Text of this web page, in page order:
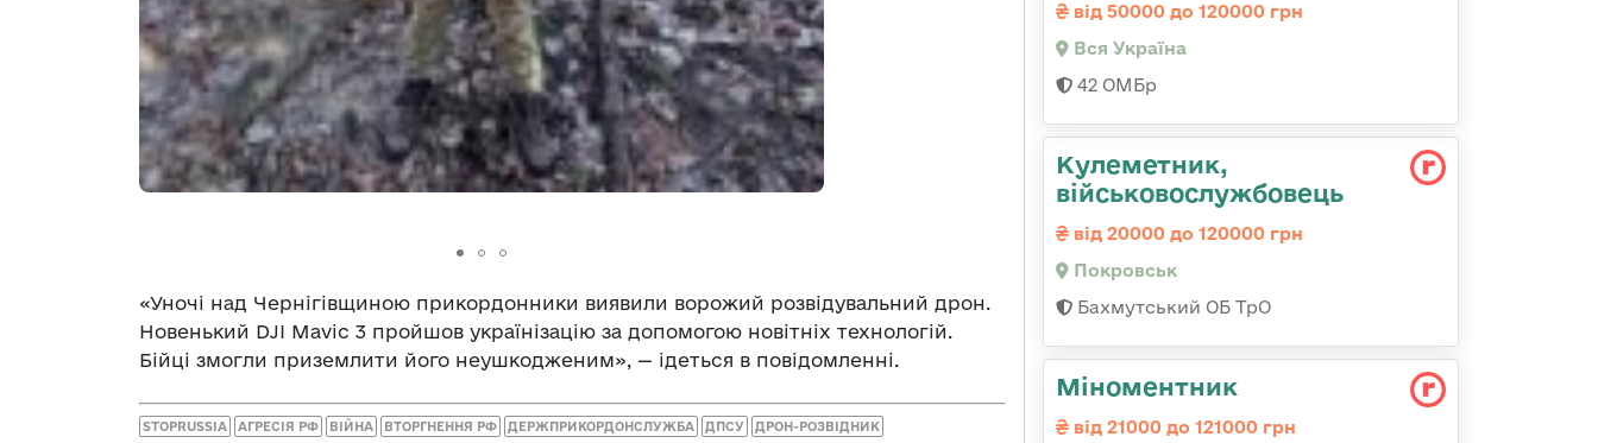
«Уночі над Чернігівщиною прикордонники виявили ворожий розвідувальний дрон.
Новенький DJI Mavic 3 пройшов українізацію за допомогою новітніх технологій.
Бійці змогли приземлити його неушкодженим», — ідеться в повідомленні.
STOPRUSSIA АГРЕСІЯ РФ ВІЙНА ВТОРГНЕННЯ РФ ДЕРЖПРИКОРДОНСЛУЖБА ДПСУ ДРОН-РОЗВІДНИК
від 50000 до 120000 грн
Вся Україна
42 ОМБр
Кулеметник,
військовослужбовець
від 20000 до 120000 грн
Покровськ
Бахмутський ОБ ТрО
Міноментник
від 21000 до 121000 грн